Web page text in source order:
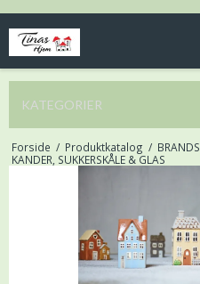
KATEGORIER
Forside / Produktkatalog / BRANDS
KANDER, SUKKERSKÅLE & GLAS